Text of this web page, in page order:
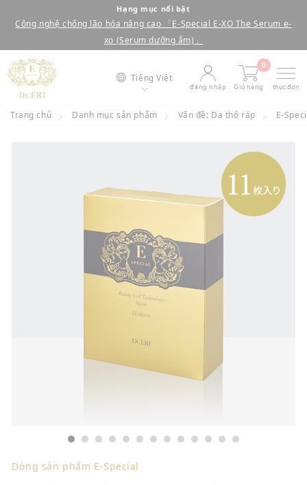
qua
nội
dung
dừng
trình
Hạng mục nổi bật
Công nghệ chống lão hóa nâng cao 「E-Special E-XO The Serum e-
xo (Serum dưỡng ẩm)」
Tiếng Việt
đăng nhập Giỏ hàng
0
thực đơn
Trang chủ Danh mục sản phẩm Vấn đề: Da thô ráp E-
Dòng sản phẩm E-Special